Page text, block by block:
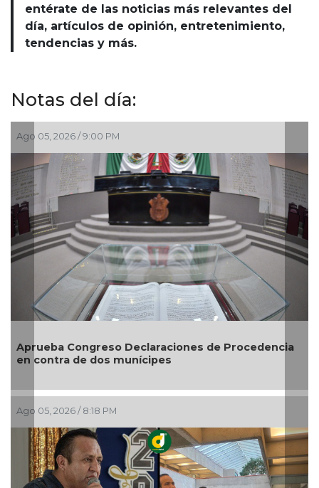
entérate de las noticias más relevantes del
día, artículos de opinión, entretenimiento,
tendencias y más.
Notas del día:
Ago 05, 2026 / 7:46 PM
Entrega DIF Municipal de Veracruz cerca de 100
credenciales de discapacidad
Ago 05, 2026 / 7:20 PM